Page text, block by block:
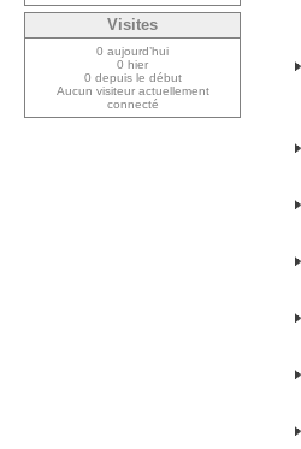
Visites
0 aujourd’hui
0 hier
0 depuis le début
Aucun visiteur actuellement
connecté